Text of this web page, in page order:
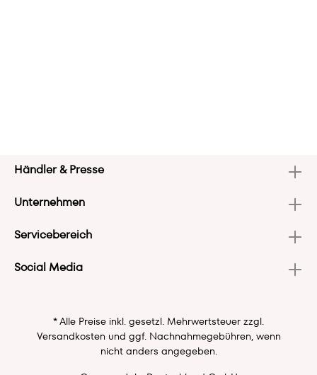
Händler & Presse
Unternehmen
Servicebereich
Social Media
* Alle Preise inkl. gesetzl. Mehrwertsteuer zzgl.
Versandkosten und ggf. Nachnahmegebühren, wenn
nicht anders angegeben.